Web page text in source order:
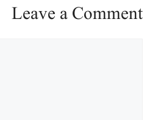
Leave a Comment